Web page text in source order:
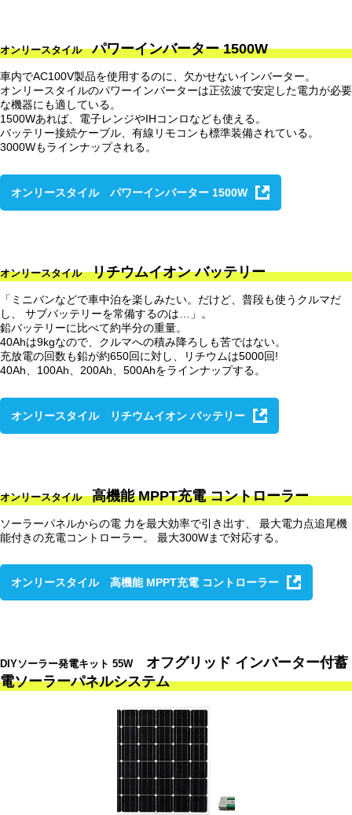
オンリースタイルパワーインバーター 1500W
車内でAC100V製品を使用するのに、欠かせないインバーター。
オンリースタイルのパワーインバーターは正弦波で安定した電力が必要
な機器にも適している。
1500Wあれば、電子レンジやIHコンロなども使える。
バッテリー接続ケーブル、有線リモコンも標準装備されている。
3000Wもラインナップされる。
オンリースタイル パワーインバーター 1500W
オンリースタイルリチウムイオン バッテリー
「ミニバンなどで車中泊を楽しみたい。だけど、普段も使うクルマだ
し、 サブバッテリーを常備するのは…」。
鉛バッテリーに比べて約半分の重量。
40Ahは9kgなので、クルマへの積み降ろしも苦ではない。
充放電の回数も鉛が約650回に対し、リチウムは5000回!
40Ah、100Ah、200Ah、500Ahをラインナップする。
オンリースタイル リチウムイオン バッテリー
オンリースタイル高機能 MPPT充電 コントローラー
ソーラーパネルからの電 力を最大効率で引き出す、 最大電力点追尾機
能付きの充電コントローラー。 最大300Wまで対応する。
オンリースタイル 高機能 MPPT充電 コントローラー
DIYソーラー発電キット 55W オフグリッド インバーター付蓄
電ソーラーパネルシステム